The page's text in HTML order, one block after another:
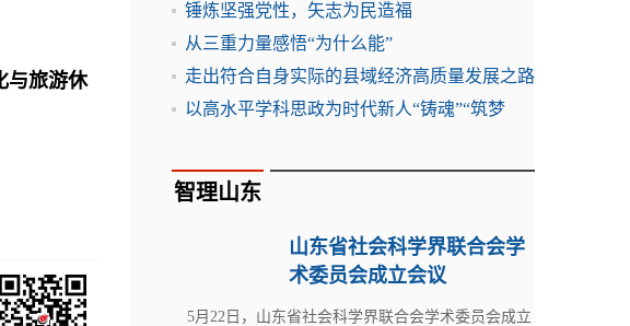
与旅游休
锤炼坚强党性，矢志为民造福
从三重力量感悟“为什么能”
走出符合自身实际的县域经济高质量发展之路
以高水平学科思政为时代新人“铸魂”“筑梦
智理山东
山东省社会科学界联合会学
术委员会成立会议
5月22日，山东省社会科学界联合会学术委员会成立